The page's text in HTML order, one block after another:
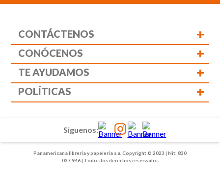
CONTÁCTENOS +
CONÓCENOS +
TE AYUDAMOS +
POLÍTICAS +
Panamericana librería y papelería s.a. Copyright © 2023 | Nit: 830
037 946 | Todos los derechos reservados
Siguenos: